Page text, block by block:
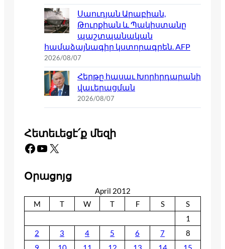
Սաուդյան Արաբիան,
Թուրքիան և Պակիստանը
պաշտպանական
համաձայնագիր կստորագրեն. AFP
2026/08/07
Հերթը հասաւ Խորհրդարանի
վաւերացման
2026/08/07
Հետեւեցէ՛ք մեզի
Facebook YouTube X
Օրացոյց
April 2012
M
T W T F S
S
1
2
3 4 5 6 7
8